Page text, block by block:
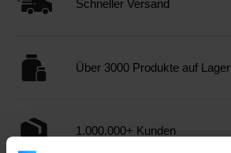
Schneller Versand
Über 3000 Produkte auf Lager
1.000.000+ Kunden